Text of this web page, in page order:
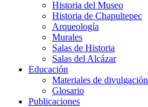
Historia del Museo
Historia de Chapultepec
Arqueología
Murales
Salas de Historia
Salas del Alcázar
Educación
Materiales de divulgación
Glosario
Publicaciones